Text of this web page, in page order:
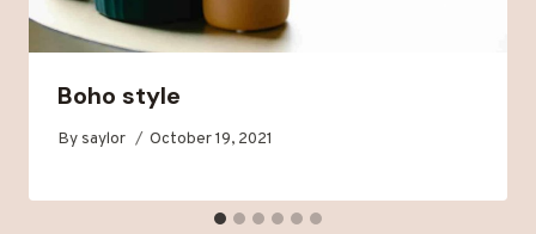
Boho style
By saylor October 19, 2021